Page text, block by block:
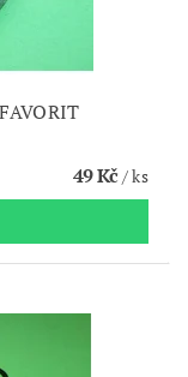
49 Kč/ ks